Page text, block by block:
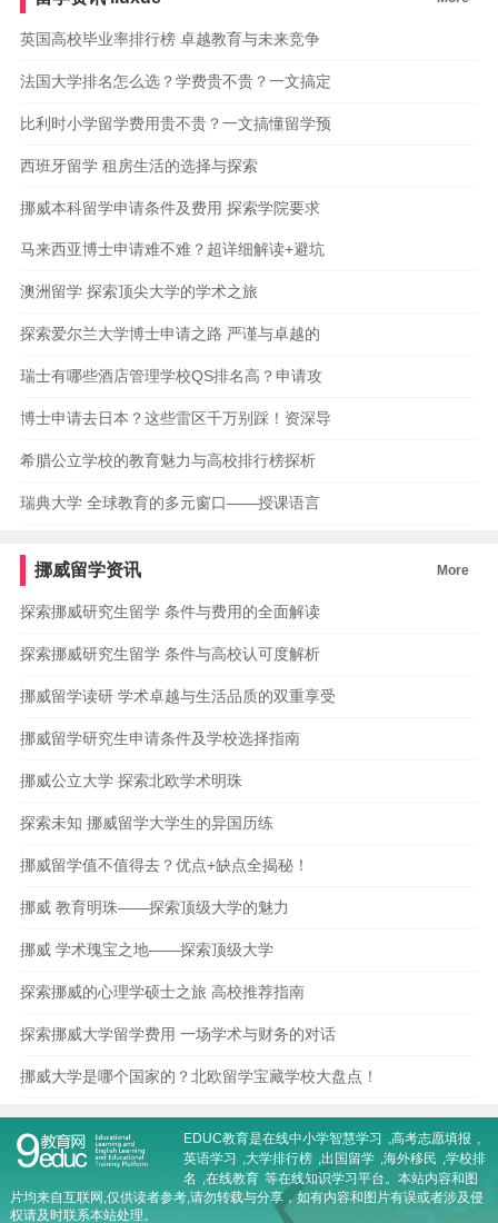
英国高校毕业率排行榜 卓越教育与未来竞争
法国大学排名怎么选？学费贵不贵？一文搞定
比利时小学留学费用贵不贵？一文搞懂留学预
西班牙留学 租房生活的选择与探索
挪威本科留学申请条件及费用 探索学院要求
马来西亚博士申请难不难？超详细解读+避坑
澳洲留学 探索顶尖大学的学术之旅
探索爱尔兰大学博士申请之路 严谨与卓越的
瑞士有哪些酒店管理学校QS排名高？申请攻
博士申请去日本？这些雷区千万别踩！资深导
希腊公立学校的教育魅力与高校排行榜探析
瑞典大学 全球教育的多元窗口——授课语言
挪威留学资讯 More
探索挪威研究生留学 条件与费用的全面解读
探索挪威研究生留学 条件与高校认可度解析
挪威留学读研 学术卓越与生活品质的双重享受
挪威留学研究生申请条件及学校选择指南
挪威公立大学 探索北欧学术明珠
探索未知 挪威留学大学生的异国历练
挪威留学值不值得去？优点+缺点全揭秘！
挪威 教育明珠——探索顶级大学的魅力
挪威 学术瑰宝之地——探索顶级大学
探索挪威的心理学硕士之旅 高校推荐指南
探索挪威大学留学费用 一场学术与财务的对话
挪威大学是哪个国家的？北欧留学宝藏学校大盘点！
EDUC教育是在线中小学智慧学习 高考志愿填报
英语学习
大学排行榜 出国留学 海外移民
学校排
名
在线教育 等在线知识学习平台。本站内容和图
片均来自互联网,仅供读者参考,请勿转载与分享，如有内容和图片有误或者涉及侵
权请及时联系本站处理。